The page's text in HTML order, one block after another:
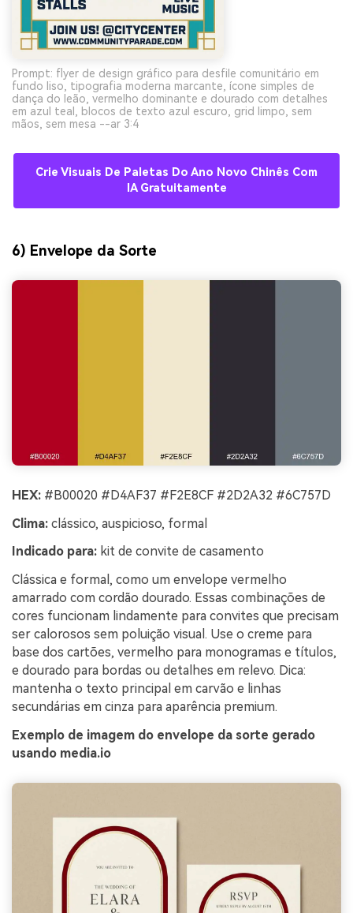
Prompt: flyer de design gráfico para desfile comunitário em
fundo liso, tipografia moderna marcante, ícone simples de
dança do leão, vermelho dominante e dourado com detalhes
em azul teal, blocos de texto azul escuro, grid limpo, sem
mãos, sem mesa --ar 3:4
Crie Visuais De Paletas Do Ano Novo Chinês Com
IA Gratuitamente
6) Envelope da Sorte
HEX: #B00020 #D4AF37 #F2E8CF #2D2A32 #6C757D
Clima: clássico, auspicioso, formal
Indicado para: kit de convite de casamento
Clássica e formal, como um envelope vermelho
amarrado com cordão dourado. Essas combinações de
cores funcionam lindamente para convites que precisam
ser calorosos sem poluição visual. Use o creme para
base dos cartões, vermelho para monogramas e títulos,
e dourado para bordas ou detalhes em relevo. Dica:
mantenha o texto principal em carvão e linhas
secundárias em cinza para aparência premium.
Exemplo de imagem do envelope da sorte gerado
usando media.io